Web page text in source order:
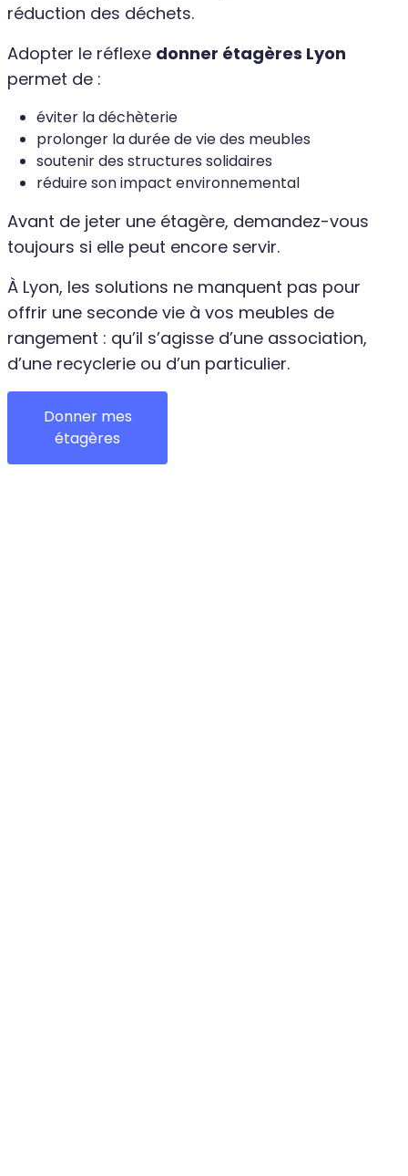
réduction des déchets.
Adopter le réflexe donner étagères Lyon
permet de :
éviter la déchèterie
prolonger la durée de vie des meubles
soutenir des structures solidaires
réduire son impact environnemental
Avant de jeter une étagère, demandez-vous
toujours si elle peut encore servir.
À Lyon, les solutions ne manquent pas pour
offrir une seconde vie à vos meubles de
rangement : qu’il s’agisse d’une association,
d’une recyclerie ou d’un particulier.
Donner mes
étagères